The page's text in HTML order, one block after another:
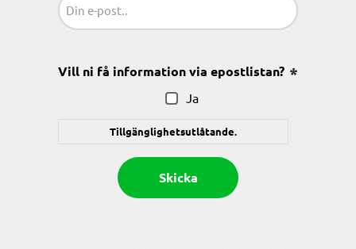
Vill ni få information via epostlistan?
Ja
Tillgänglighetsutlåtande.